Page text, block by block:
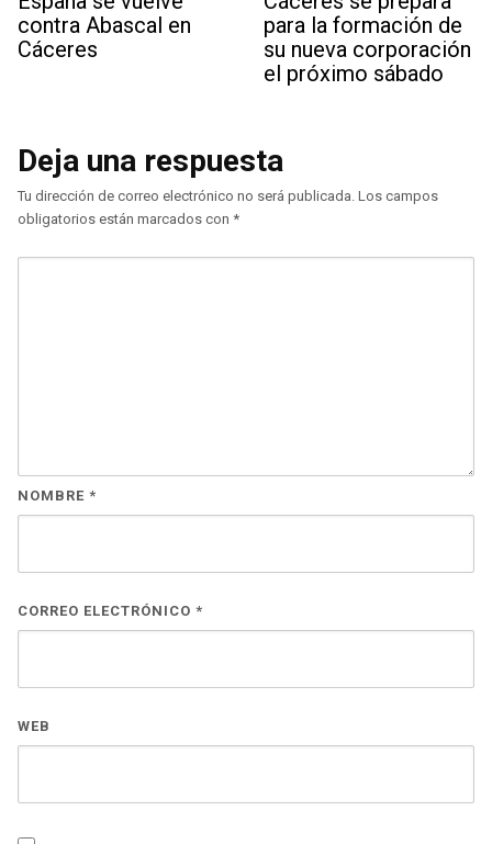
contra Abascal en
Cáceres
para la formación de
su nueva corporación
el próximo sábado
Deja una respuesta
Tu dirección de correo electrónico no será publicada. Los campos
obligatorios están marcados con *
NOMBRE *
CORREO ELECTRÓNICO *
WEB